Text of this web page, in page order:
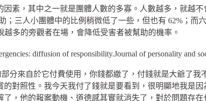
因素，其中之一就是團體人數的多寡。人數越多，就越不
；三人小團體中的比例稍微低了一些，但也有 62% ；而
越多的旁觀者在場，會降低受害者被幫助的機率。
diffusion of responsibility.Journal of personality and
分來自於它付費使用，你錢都繳了，付錢就是大爺了我
的對照性。我今天我付了錢就是要看到，很明顯地我是
了，他的報案動機、道德感其實就消失了，對於問題存